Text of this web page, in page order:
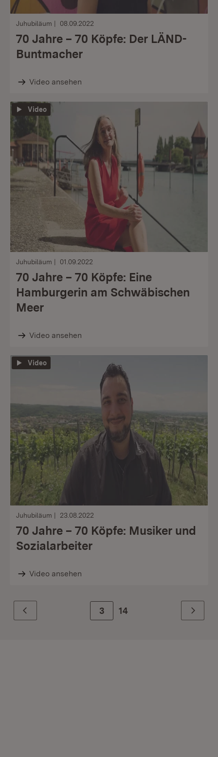
Juhubiläum 08.09.2022
70 Jahre – 70 Köpfe: Der LÄND-
Buntmacher
Video ansehen
Video
Juhubiläum 01.09.2022
70 Jahre – 70 Köpfe: Eine
Hamburgerin am Schwäbischen
Meer
Video ansehen
Video
Juhubiläum 23.08.2022
70 Jahre – 70 Köpfe: Musiker und
Sozialarbeiter
Video ansehen
Zurück Zur Seite
3 14 Weiter